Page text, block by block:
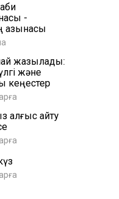
-
қазынасы
жазылады:
және
кеңестер
алғыс айту